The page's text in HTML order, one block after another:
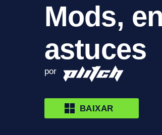
Mods,
astuces
por
BAIXAR